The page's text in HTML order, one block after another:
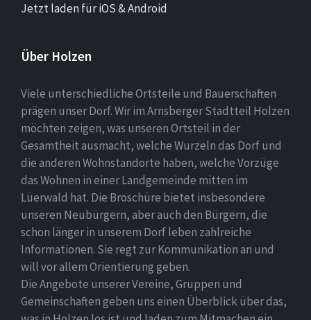
Jetzt laden für iOS & Android
Über Holzen
Viele unterschiedliche Ortsteile und Bauerschaften
prägen unser Dorf. Wir im Arnsberger Stadtteil Holzen
möchten zeigen, was unseren Ortsteil in der
Gesamtheit ausmacht, welche Wurzeln das Dorf und
die anderen Wohnstandorte haben, welche Vorzüge
das Wohnen in einer Landgemeinde mitten im
Lüerwald hat. Die Broschüre bietet insbesondere
unseren Neubürgern, aber auch den Bürgern, die
schon länger in unserem Dorf leben zahlreiche
Informationen. Sie regt zur Kommunikation an und
will vor allem Orientierung geben.
Die Angebote unserer Vereine, Gruppen und
Gemeinschaften geben uns einen Überblick über das,